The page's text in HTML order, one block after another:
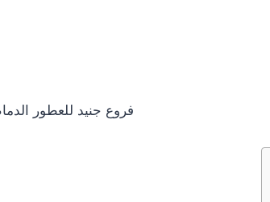
فروع جنيد للعطور